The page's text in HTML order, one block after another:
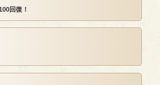
回復！